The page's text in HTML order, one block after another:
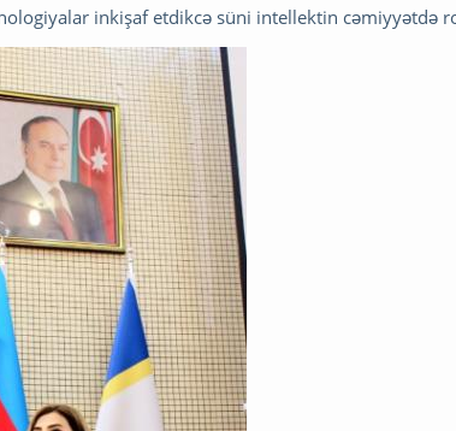
inkişaf etdikcə süni intellektin cəmiyyətdə